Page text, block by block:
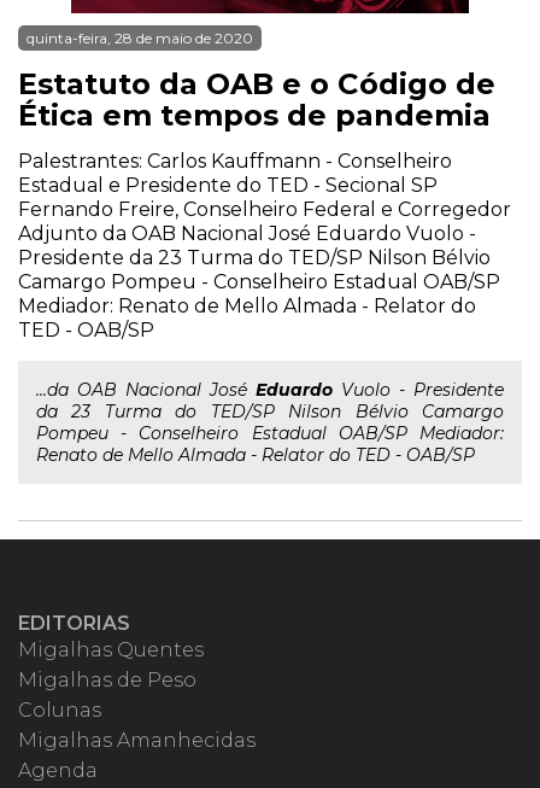
quinta-feira, 28 de maio de 2020
Estatuto da OAB e o Código de
Ética em tempos de pandemia
Palestrantes: Carlos Kauffmann - Conselheiro
Estadual e Presidente do TED - Secional SP
Fernando Freire, Conselheiro Federal e Corregedor
Adjunto da OAB Nacional José Eduardo Vuolo -
Presidente da 23 Turma do TED/SP Nilson Bélvio
Camargo Pompeu - Conselheiro Estadual OAB/SP
Mediador: Renato de Mello Almada - Relator do
TED - OAB/SP
...da OAB Nacional José Eduardo Vuolo - Presidente
da 23 Turma do TED/SP Nilson Bélvio Camargo
Pompeu - Conselheiro Estadual OAB/SP Mediador:
Renato de Mello Almada - Relator do TED - OAB/SP
EDITORIAS
Migalhas Quentes
Migalhas de Peso
Colunas
Migalhas Amanhecidas
Agenda